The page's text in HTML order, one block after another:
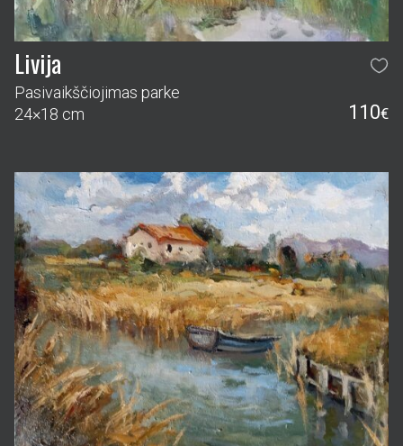
Livija
Pasivaikščiojimas parke
24×18 cm
110€